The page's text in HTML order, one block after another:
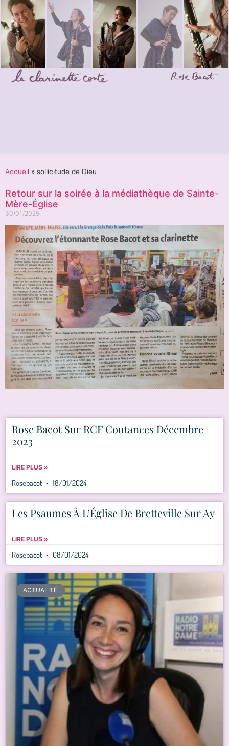
Accueil » sollicitude de Dieu
Retour sur la soirée à la médiathèque de Sainte-
Mère-Église
30/01/2025
Rose Bacot Sur RCF Coutances Décembre
2023
LIRE PLUS »
Rosebacot 18/01/2024
Les Psaumes À L’Église De Bretteville Sur Ay
LIRE PLUS »
Rosebacot 08/01/2024
ACTUALITÉ